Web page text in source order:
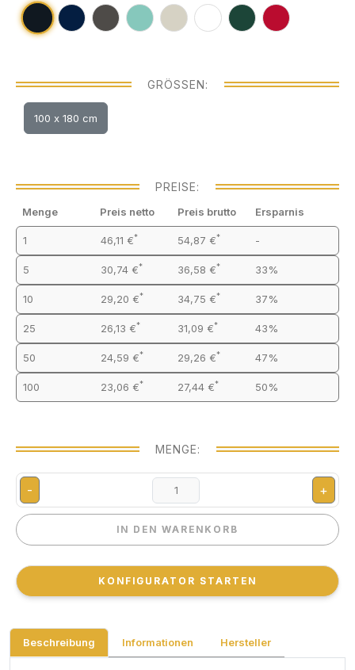
GRÖSSEN:
100 x 180 cm
PREISE:
Menge Preis netto Preis brutto Ersparnis
1 46,11 €* 54,87 €* -
5 30,74 €* 36,58 €* 33%
10 29,20 €* 34,75 €* 37%
25 26,13 €* 31,09 €* 43%
50 24,59 €* 29,26 €* 47%
100 23,06 €* 27,44 €* 50%
MENGE:
- +
IN DEN WARENKORB
IN DEN WARENKORB
KONFIGURATOR STARTEN
KONFIGURATOR STARTEN
Beschreibung Informationen Hersteller